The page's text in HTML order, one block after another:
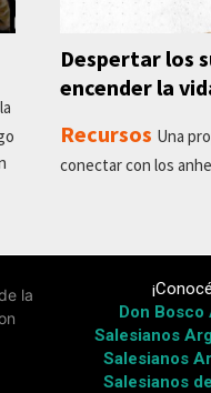
Despertar los
encender la
Recursos Una
conectar con los
la
Don
Salesianos
Salesianos
Salesianos